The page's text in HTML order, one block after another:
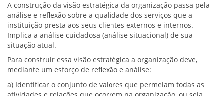
A construção da visão estratégica da organização passa pela
análise e reflexão sobre a qualidade dos serviços que a
instituição presta aos seus clientes externos e internos.
Implica a análise cuidadosa (análise situacional) de sua
situação atual.
Para construir essa visão estratégica a organização deve,
mediante um esforço de reflexão e análise:
a) Identificar o conjunto de valores que permeiam todas as